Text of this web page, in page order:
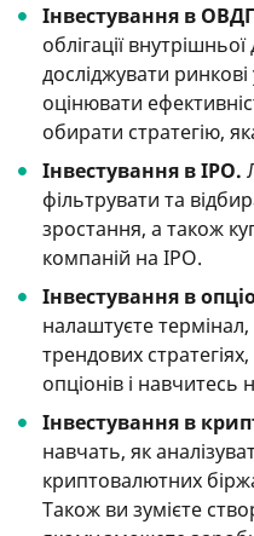
Інвестування в
облігації
досліджувати
оцінювати
обирати стратегію,
Інвестування в IPO.
фільтрувати та
зростання, а також
компаній на IPO.
Інвестування в
налаштуєте
трендових
опціонів і навчитесь
Інвестування в
навчать, як
криптовалютних
Також ви зумієте